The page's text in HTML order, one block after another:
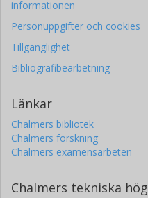
informationen
Personuppgifter och cookies
Tillgänglighet
Bibliografibearbetning
Länkar
Chalmers bibliotek
Chalmers forskning
Chalmers examensarbeten
Chalmers tekniska